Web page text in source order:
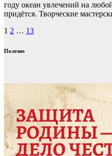
году океан увлечений на
придётся. Творческие
Пагинация
записей
1 2 … 13
Полезно